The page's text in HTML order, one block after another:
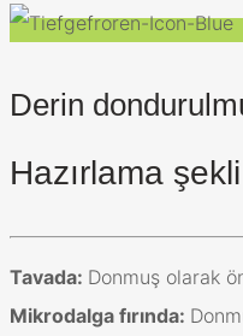
Derin
Hazırlama şekli
Tavada: Donmuş olarak
Mikrodalga fırında: